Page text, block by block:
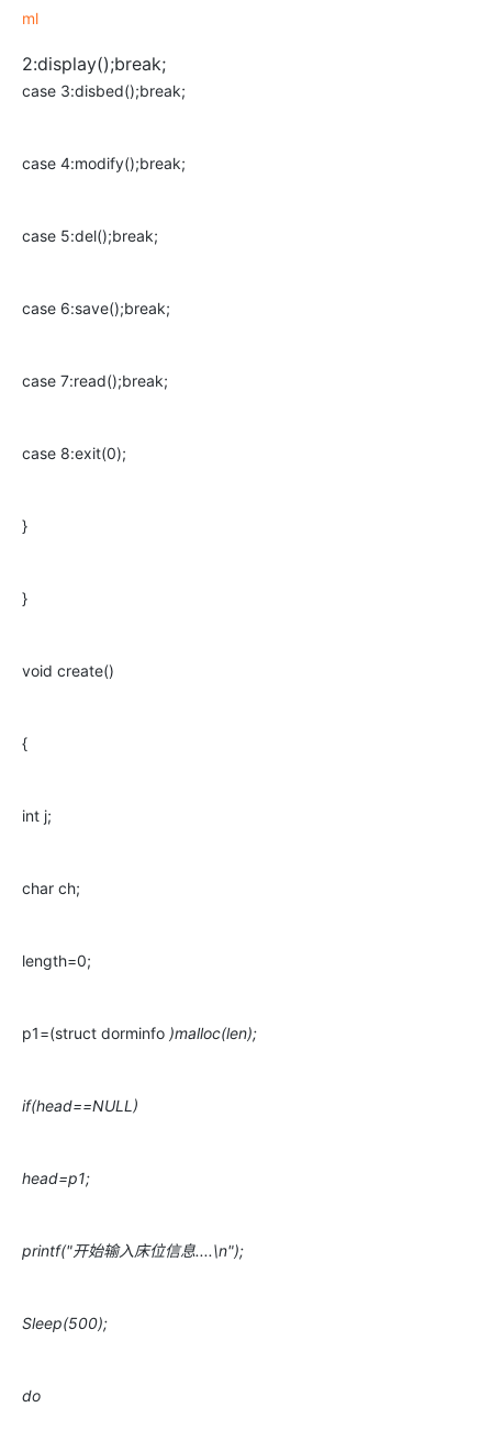
ml
2:display();break;
case 3:disbed();break;
case 4:modify();break;
case 5:del();break;
case 6:save();break;
case 7:read();break;
case 8:exit(0);
}
}
void create()
{
int j;
char ch;
length=0;
p1=(struct dorminfo )malloc(len);
if(head==NULL)
head=p1;
printf("开始输入床位信息....\n");
Sleep(500);
do